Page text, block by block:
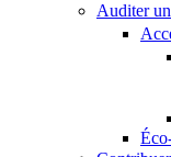
Auditer